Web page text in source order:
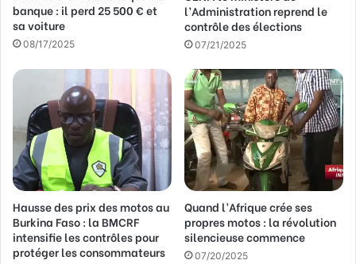
E
m
a
l
banque : il perd 25 500 € et
sa voiture
08/17/2025
l’Administration reprend le
contrôle des élections
07/21/2025
Hausse des prix des motos au
Burkina Faso : la BMCRF
intensifie les contrôles pour
protéger les consommateurs
Quand l’Afrique crée ses
propres motos : la révolution
silencieuse commence
07/20/2025